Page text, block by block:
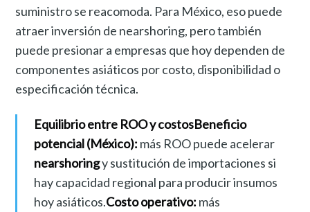
suministro se reacomoda. Para México, eso puede
atraer inversión de nearshoring, pero también
puede presionar a empresas que hoy dependen de
componentes asiáticos por costo, disponibilidad o
especificación técnica.
Equilibrio entre ROO y costosBeneficio
potencial (México): más ROO puede acelerar
nearshoringy sustitución de importaciones si
hay capacidad regional para producir insumos
hoy asiáticos.Costo operativo: más